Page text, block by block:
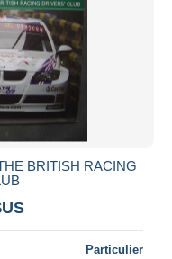
BRITISH RACING
Particulier